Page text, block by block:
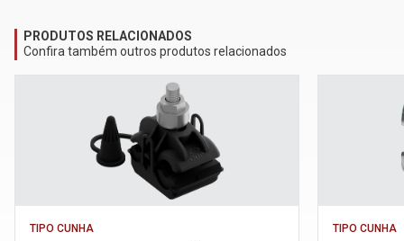
PRODUTOS RELACIONADOS
Confira também outros produtos relacionados
TIPO CUNHA TIPO CUNHA